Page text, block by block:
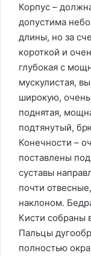
Корпус –
допустима
длины, но за
короткой и
глубокая с
мускулистая,
широкую,
поднятая,
подтянутый,
Конечности –
поставлены
суставы
почти
наклоном.
Кисти собраны
Пальцы
полностью